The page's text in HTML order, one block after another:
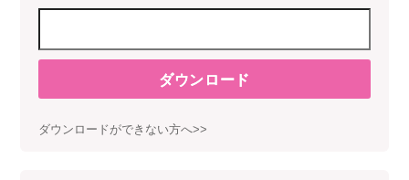
ダウンロード
ダウンロードができない方へ>>